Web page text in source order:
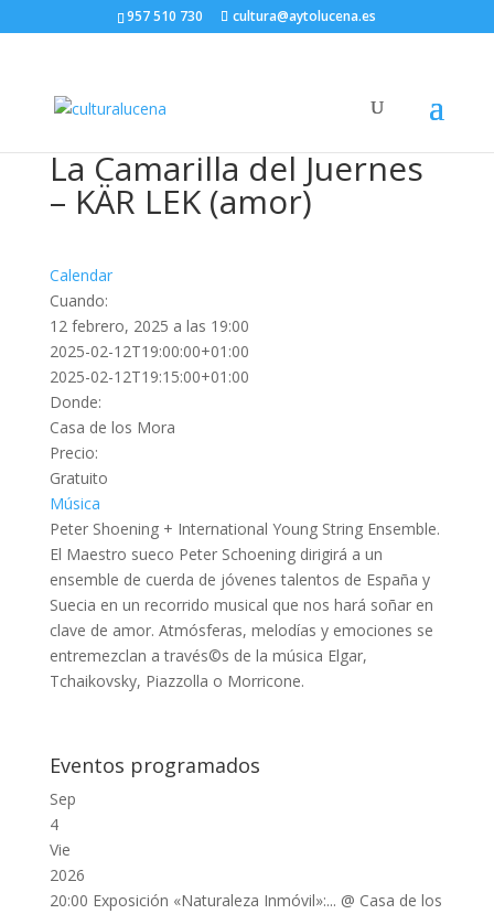
957 510 730 cultura@aytolucena.es
La Camarilla del Juernes
– KÄR LEK (amor)
Calendar
Cuando:
12 febrero, 2025 a las 19:00
2025-02-12T19:00:00+01:00
2025-02-12T19:15:00+01:00
Donde:
Casa de los Mora
Precio:
Gratuito
Música
Peter Shoening + International Young String Ensemble.
El Maestro sueco Peter Schoening dirigirá a un
ensemble de cuerda de jóvenes ta­lentos de España y
Suecia en un recorrido musical que nos hará soñar en
clave de amor. Atmósferas, melodías y emociones se
entremezclan a través©s de la música Elgar,
Tchaikovsky, Piazzolla o Morricone.
Eventos programados
Sep
4
Vie
2026
20:00 Exposición «Naturaleza Inmóvil»:... @ Casa de los